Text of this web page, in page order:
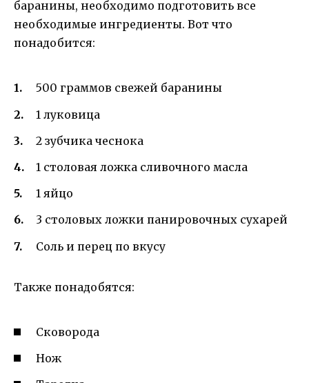
баранины, необходимо подготовить все
необходимые ингредиенты. Вот что
понадобится:
500 граммов свежей баранины
1 луковица
2 зубчика чеснока
1 столовая ложка сливочного масла
1 яйцо
3 столовых ложки панировочных сухарей
Соль и перец по вкусу
Также понадобятся:
Сковорода
Нож